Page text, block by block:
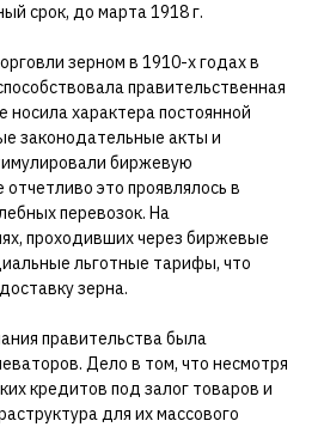
срок, до марта 1918 г.
зерном в 1910-х годах в
правительственная
носила характера постоянной
законодательные акты и
биржевую
это проявлялось в
перевозок. На
проходивших через биржевые
льготные тарифы, что
зерна.
правительства была
Дело в том, что несмотря
кредитов под залог товаров и
для их массового